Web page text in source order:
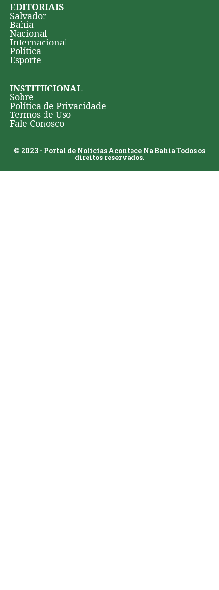
EDITORIAIS
Salvador
Bahia
Nacional
Internacional
Política
Esporte
INSTITUCIONAL
Sobre
Política de Privacidade
Termos de Uso
Fale Conosco
© 2023 - Portal de Notícias Acontece Na Bahia Todos os
direitos reservados.